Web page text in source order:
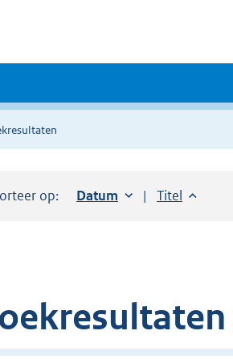
op: Sorteer op:
Datum oplopendSorteer op:
Titel oplopend